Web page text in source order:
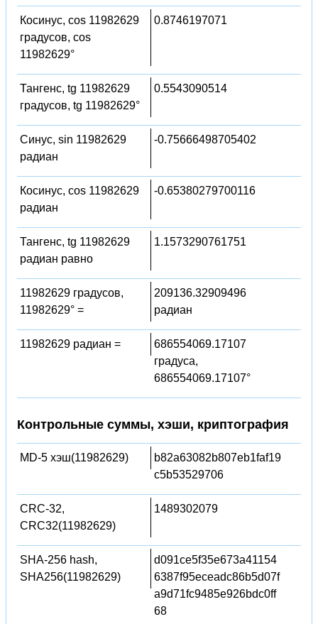
Косинус, cos 11982629
градусов, cos
11982629°
0.8746197071
Тангенс, tg 11982629
градусов, tg 11982629°
0.5543090514
Синус, sin 11982629
радиан
-0.75666498705402
Косинус, cos 11982629
радиан
-0.65380279700116
Тангенс, tg 11982629
радиан равно
1.1573290761751
11982629 градусов,
11982629° =
209136.32909496
радиан
11982629 радиан =
686554069.17107
градуса,
686554069.17107°
Контрольные суммы, хэши, криптография
MD-5 хэш(11982629)
b82a63082b807eb1faf19
c5b53529706
CRC-32,
CRC32(11982629)
1489302079
SHA-256 hash,
SHA256(11982629)
d091ce5f35e673a41154
6387f95eceadc86b5d07f
a9d71fc9485e926bdc0ff
68